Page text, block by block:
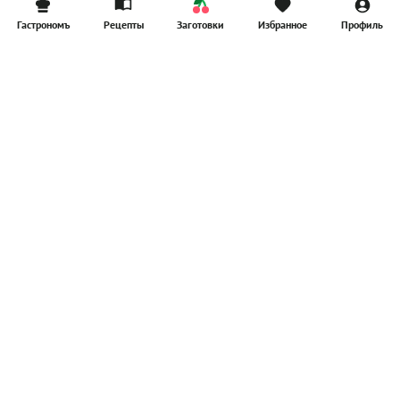
Гастрономъ Рецепты Заготовки Избранное Профиль